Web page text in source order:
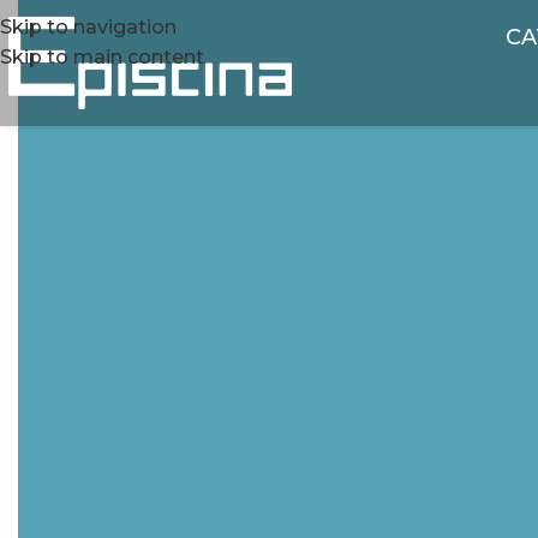
Skip to navigation
Skip to main content